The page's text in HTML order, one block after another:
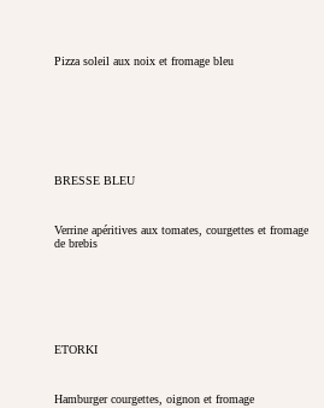
Pizza soleil aux noix et fromage bleu
BRESSE BLEU
Verrine apéritives aux tomates, courgettes et fromage
de brebis
ETORKI
Hamburger courgettes, oignon et fromage